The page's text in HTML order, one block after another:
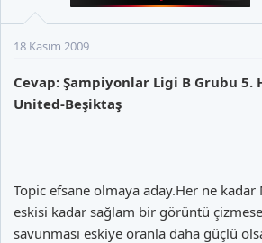
18 Kasım 2009
Cevap: Şampiyonlar Ligi B Grubu 5.
United-Beşiktaş
Topic efsane olmaya aday.Her ne
eskisi kadar sağlam bir görüntü
savunması eskiye oranla daha güçlü